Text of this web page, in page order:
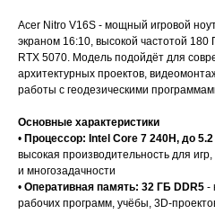
Acer Nitro V16S - мощный игровой
экраном 16:10, высокой частотой
RTX 5070. Модель подойдёт для
архитектурных проектов,
работы с геодезическими
Основные характеристики
• Процессор: Intel Core 7 240H, до
высокая производительность для
и многозадачности
• Оперативная память: 32 ГБ DDR5 -
рабочих программ, учёбы, 3D-